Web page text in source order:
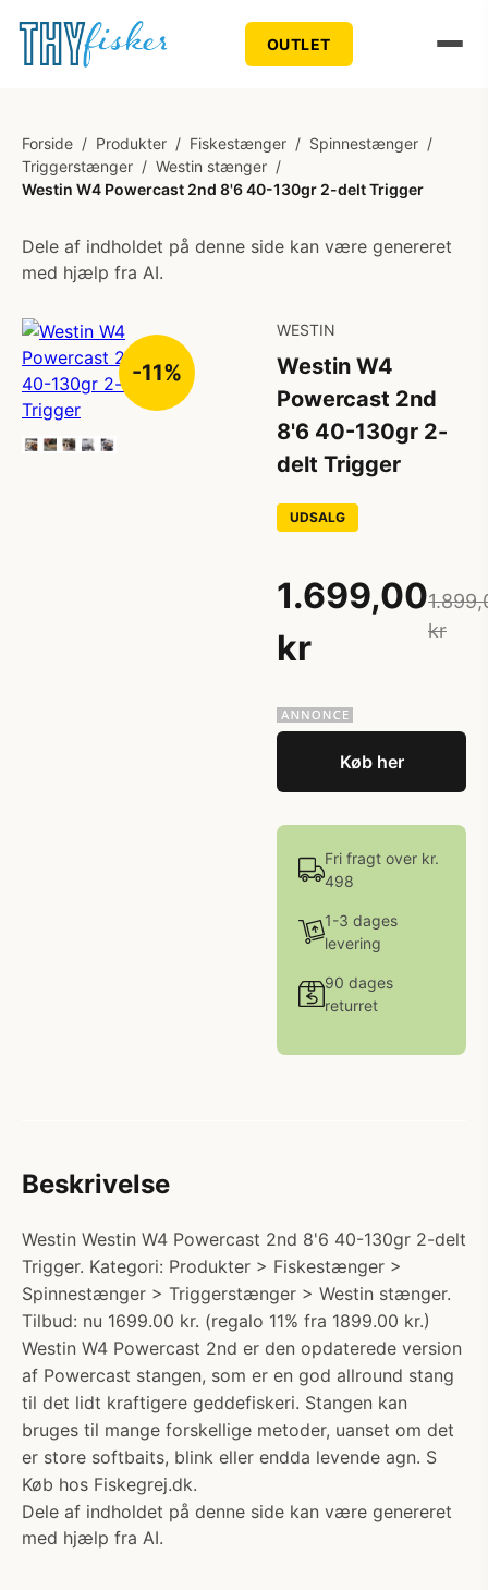
OUTLET
Forside / Produkter / Fiskestænger / Spinnestænger /
Triggerstænger / Westin stænger /
Westin W4 Powercast 2nd 8'6 40-130gr 2-delt Trigger
Dele af indholdet på denne side kan være genereret
med hjælp fra AI.
-11%
WESTIN
Westin W4
Powercast 2nd
8'6 40-130gr 2-
delt Trigger
UDSALG
1.699,00
kr
kr
Køb her
Fri fragt over kr.
498
1-3 dages
levering
90 dages
returret
Beskrivelse
Westin Westin W4 Powercast 2nd 8'6 40-130gr 2-delt
Trigger. Kategori: Produkter > Fiskestænger >
Spinnestænger > Triggerstænger > Westin stænger.
Tilbud: nu 1699.00 kr. (regalo 11% fra 1899.00 kr.)
Westin W4 Powercast 2nd er den opdaterede version
af Powercast stangen, som er en god allround stang
til det lidt kraftigere geddefiskeri. Stangen kan
bruges til mange forskellige metoder, uanset om det
er store softbaits, blink eller endda levende agn. S
Køb hos Fiskegrej.dk.
Dele af indholdet på denne side kan være genereret
med hjælp fra AI.